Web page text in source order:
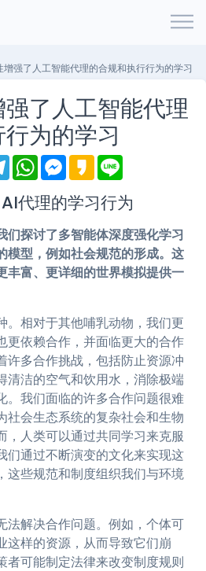
增强了人工智能代理的合规和执行行为的学习
了人工智能代理
为的学习
T
e
e
g
r
a
m
W
h
t
s
A
p
M
e
s
e
n
g
e
r
K
a
a
o
e
代理的学习行为
们探讨了多智能体深度强化学习
模型，例如社会规范的形成。这
丰富、更详细的世界模拟提供一
。相对于其他哺乳动物，我们更
更依赖合作，并面临更大的合作
许多合作挑战，包括防止资源冲
清洁的空气和饮用水，消除极端
。我们面临的许多合作问题很难
社会生态系统的复杂社会和生物
，人类可以通过共同学习来克服
们通过不断演变的文化来实现这
这些规范和制度组织我们与环境
法解决合作问题。例如，个体可
这样的资源，从而导致它们崩
者可能制定法律来改变制度规则